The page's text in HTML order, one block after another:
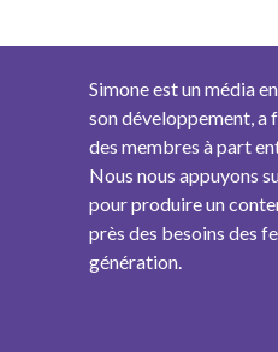
Simone est un média
son développement, a
des membres à part
Nous nous appuyons
pour produire un
près des besoins des
génération.